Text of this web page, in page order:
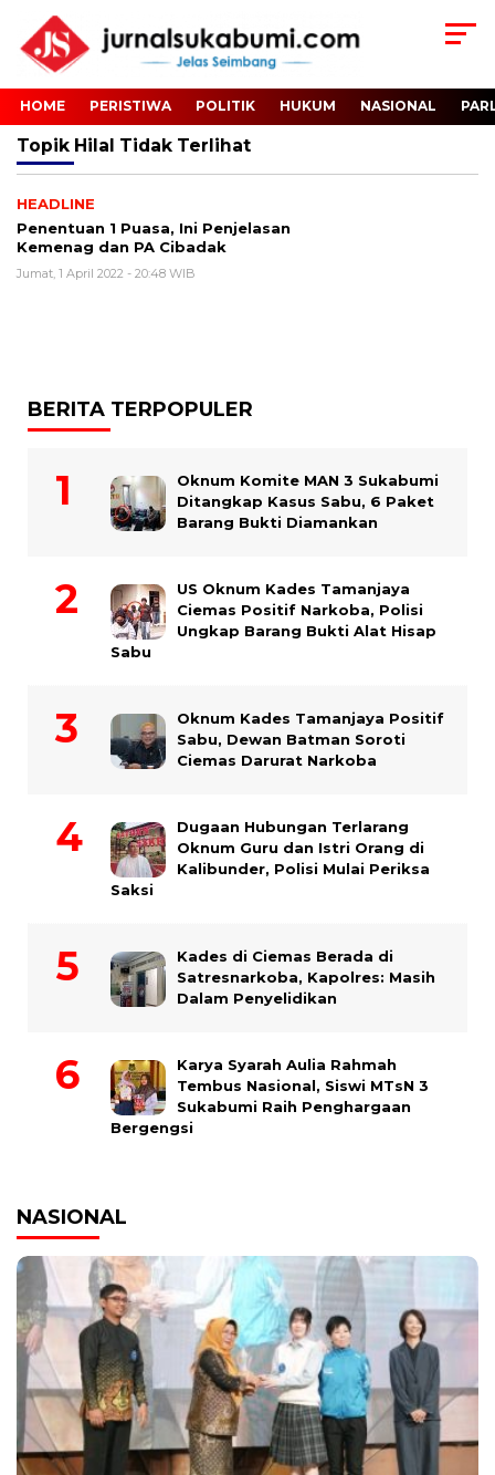
HOME PERISTIWA POLITIK HUKUM NASIONAL
Topik Hilal Tidak Terlihat
HEADLINE
Penentuan 1 Puasa, Ini Penjelasan
Kemenag dan PA Cibadak
Jumat, 1 April 2022 - 20:48 WIB
BERITA TERPOPULER
Oknum Komite MAN 3 Sukabumi
Ditangkap Kasus Sabu, 6 Paket
Barang Bukti Diamankan
US Oknum Kades Tamanjaya
Ciemas Positif Narkoba, Polisi
Ungkap Barang Bukti Alat Hisap
Sabu
Oknum Kades Tamanjaya Positif
Sabu, Dewan Batman Soroti
Ciemas Darurat Narkoba
Dugaan Hubungan Terlarang
Oknum Guru dan Istri Orang di
Kalibunder, Polisi Mulai Periksa
Saksi
Kades di Ciemas Berada di
Satresnarkoba, Kapolres: Masih
Dalam Penyelidikan
Karya Syarah Aulia Rahmah
Tembus Nasional, Siswi MTsN 3
Sukabumi Raih Penghargaan
Bergengsi
NASIONAL